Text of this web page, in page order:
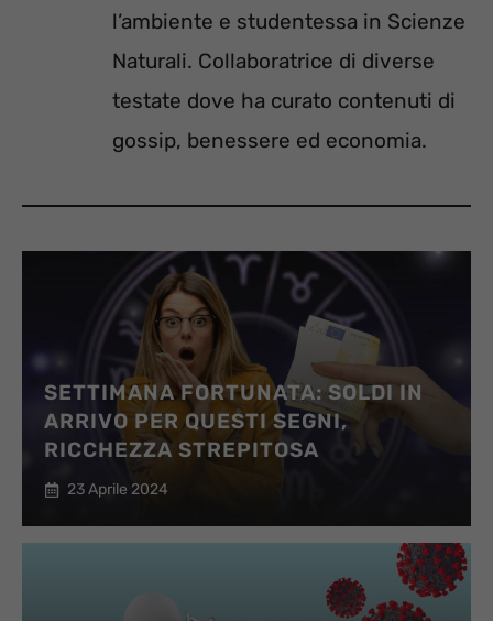
l’ambiente e studentessa in Scienze
Naturali. Collaboratrice di diverse
testate dove ha curato contenuti di
gossip, benessere ed economia.
SETTIMANA FORTUNATA: SOLDI IN
ARRIVO PER QUESTI SEGNI,
RICCHEZZA STREPITOSA
23 Aprile 2024